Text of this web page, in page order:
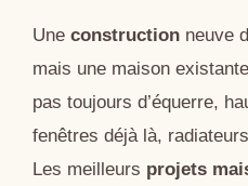
Une construction neuve
mais une maison
pas toujours d’équerre,
fenêtres déjà là,
Les meilleurs projets